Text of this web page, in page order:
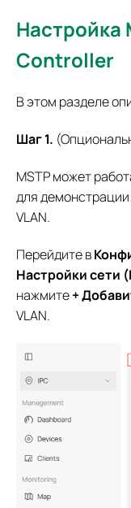
Настройка
Controller
В этом разделе
Шаг 1.
MSTP может
для
VLAN.
Перейдите в
Настройки сети
нажмите+
VLAN.